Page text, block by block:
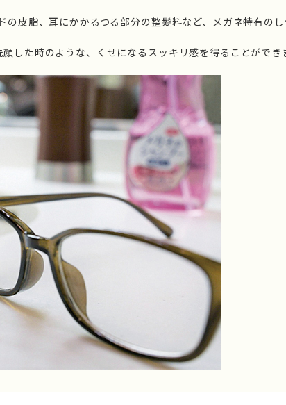
皮脂、耳にかかるつる部分の整髪料など、メガネ特有のし
した時のような、くせになるスッキリ感を得ることができ